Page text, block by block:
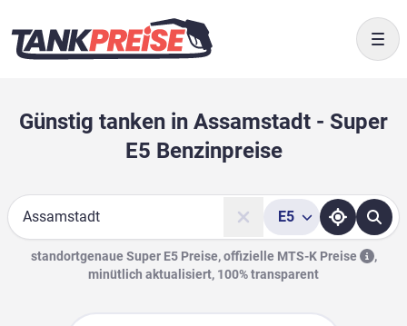
Günstig tanken in Assamstadt - Super
E5 Benzinpreise
Suche
E5
standortgenaue Super E5 Preise, offizielle MTS-K Preise
,
minütlich aktualisiert, 100% transparent